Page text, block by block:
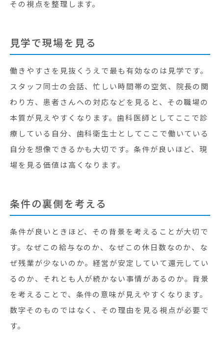
その視点を整理します。
見学で現場を見る
働きやすさを見抜くうえで最も有効なのは見学です。
スタッフ同士の会話、忙しい時間帯の空気、院長の関
わり方、患者さんへの対応などを見ると、その職場の
本質が見えやすくなります。歯科医師としてここで診
療している自分、歯科衛生士としてここで働いている
自分を想像できるかも大切です。条件が良いほど、現
場を見る価値は高くなります。
条件の裏側を考える
条件が良いときほど、その背景を考えることが大切で
す。なぜこの給与なのか、なぜこの休日数なのか、な
ぜ残業が少ないのか。経営が安定していて還元してい
るのか、それとも人が続かない事情があるのか。背景
を考えることで、条件の意味が見えやすくなります。
数字そのものではなく、その理由を見る視点が必要で
す。